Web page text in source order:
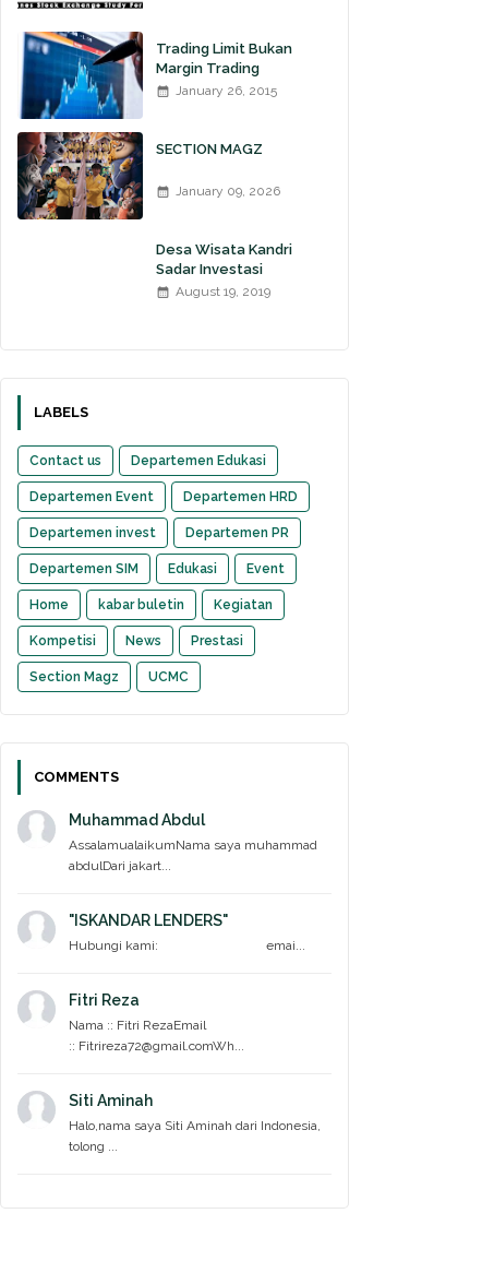
Trading Limit Bukan
Margin Trading
January 26, 2015
SECTION MAGZ
January 09, 2026
Desa Wisata Kandri
Sadar Investasi
August 19, 2019
LABELS
Contact us Departemen Edukasi
Departemen Event Departemen HRD
Departemen invest Departemen PR
Departemen SIM Edukasi Event
Home kabar buletin Kegiatan
Kompetisi News Prestasi
Section Magz UCMC
COMMENTS
Muhammad Abdul
AssalamualaikumNama saya muhammad
abdulDari jakart...
"ISKANDAR LENDERS"
Hubungi kami: emai...
Fitri Reza
Nama :: Fitri RezaEmail
:: Fitrireza72@gmail.comWh...
Siti Aminah
Halo,nama saya Siti Aminah dari Indonesia,
tolong ...